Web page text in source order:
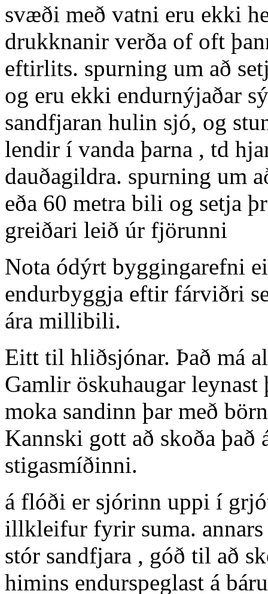
svæði með vatni eru ekki
drukknanir verða of oft
eftirlits. spurning um að
og eru ekki endurnýjaðar
sandfjaran hulin sjó, og
lendir í vanda þarna , td
dauðagildra. spurning um
eða 60 metra bili og setja
greiðari leið úr fjörunni
Nota ódýrt byggingarefni
endurbyggja eftir fárviðri
ára millibili.
Eitt til hliðsjónar. Það má
Gamlir öskuhaugar
moka sandinn þar með
Kannski gott að skoða það
stigasmíðinni.
á flóði er sjórinn uppi í
illkleifur fyrir suma.
stór sandfjara , góð til að
himins endurspeglast á